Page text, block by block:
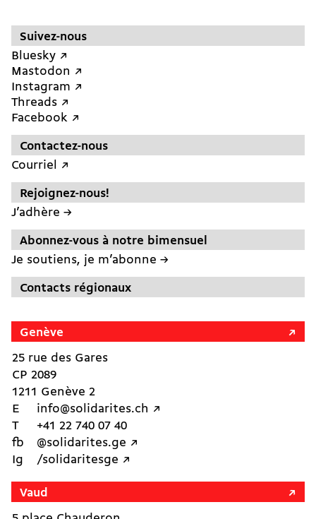
Suivez-nous
Bluesky ↗︎
Mastodon ↗︎
Instagram ↗︎
Threads ↗︎
Facebook ↗︎
Contactez-nous
Courriel ↗︎
Rejoignez-nous!
J’adhère →
Abonnez-vous à notre bimensuel
Je soutiens, je m’abonne →
Contacts régionaux
Genève
25 rue des Gares
CP 2089
1211 Genève 2
E
info@solidarites.ch ↗︎
T
+41 22 740 07 40
fb
@solidarites.ge ↗︎
Ig
/solidaritesge ↗︎
Vaud